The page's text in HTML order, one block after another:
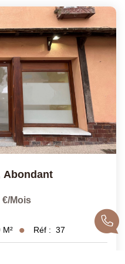
Abondant
€/mois
M² Réf : 37